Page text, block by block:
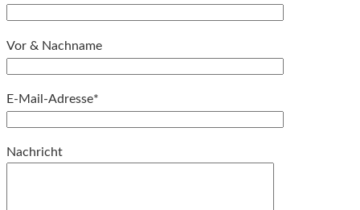
Vor & Nachname
E-Mail-Adresse*
Nachricht